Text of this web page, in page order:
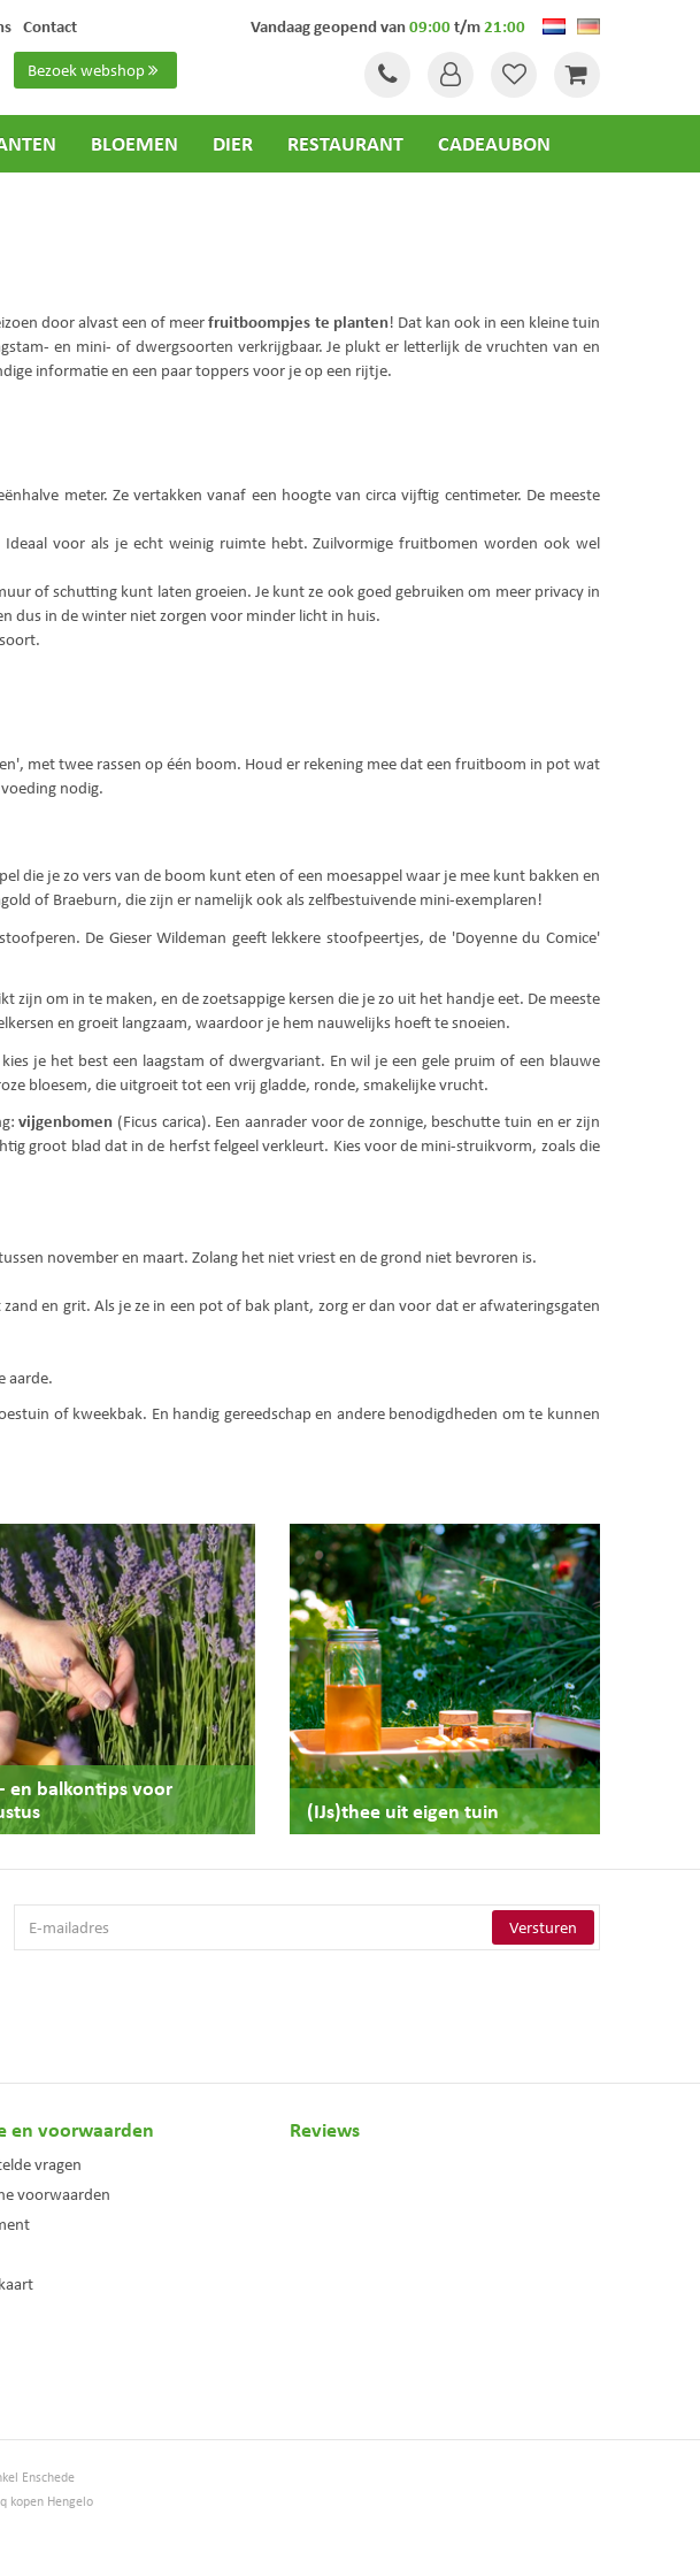
Bezoek webshop
Contact Vandaag geopend van09:00t/m21:00
BLOEMEN DIER RESTAURANT CADEAUBON
door alvast een of meerfruitboompjes te planten! Dat kan ook in een kleine tuin
en mini- of dwergsoorten verkrijgbaar. Je plukt er letterlijk de vruchten van en
informatie en een paar toppers voor je op een rijtje.
meter. Ze vertakken vanaf een hoogte van circa vijftig centimeter. De meeste
voor als je echt weinig ruimte hebt. Zuilvormige fruitbomen worden ook wel
of schutting kunt laten groeien. Je kunt ze ook goed gebruiken om meer privacy in
dus in de winter niet zorgen voor minder licht in huis.
met twee rassen op één boom. Houd er rekening mee dat een fruitboom in pot wat
nodig.
die je zo vers van de boom kunt eten of een moesappel waar je mee kunt bakken en
of Braeburn, die zijn er namelijk ook als zelfbestuivende mini-exemplaren!
De Gieser Wildeman geeft lekkere stoofpeertjes, de 'Doyenne du Comice'
om in te maken, en de zoetsappige kersen die je zo uit het handje eet. De meeste
en groeit langzaam, waardoor je hem nauwelijks hoeft te snoeien.
je het best een laagstam of dwergvariant. En wil je een gele pruim of een blauwe
bloesem, die uitgroeit tot een vrij gladde, ronde, smakelijke vrucht.
vijgenbomen (Ficus carica). Een aanrader voor de zonnige, beschutte tuin en er zijn
groot blad dat in de herfst felgeel verkleurt. Kies voor de mini-struikvorm, zoals die
november en maart. Zolang het niet vriest en de grond niet bevroren is.
en grit. Als je ze in een pot of bak plant, zorg er dan voor dat er afwateringsgaten
aarde.
of kweekbak. En handig gereedschap en andere benodigdheden om te kunnen
en balkontips voor
(IJs)thee uit eigen tuin
en voorwaarden
vragen
voorwaarden
Reviews
Enschede
kopen Hengelo